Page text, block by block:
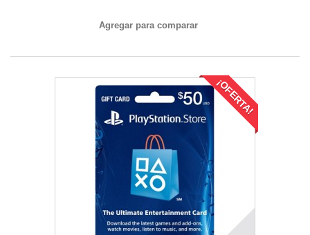
Agregar para comparar
¡OFERTA!